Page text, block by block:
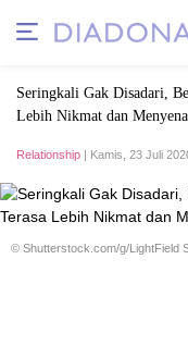
Seringkali Gak Disadari,
Lebih Nikmat dan
Relationship | Kamis, 23 Juli
© Shutterstock.com/g/LightField